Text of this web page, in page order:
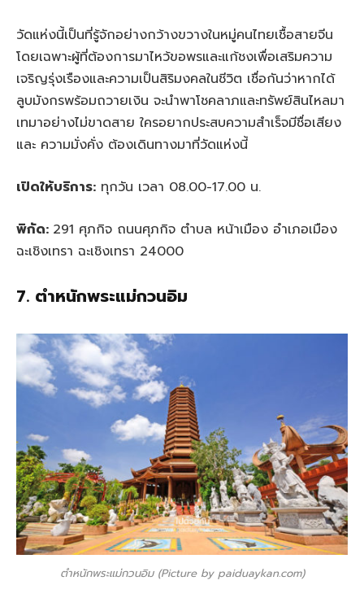
วัดแห่งนี้เป็นที่รู้จักอย่างกว้างขวางในหมู่คนไทยเชื้อสายจีน
โดยเฉพาะผู้ที่ต้องการมาไหว้ขอพรและแก้ชงเพื่อเสริมความ
เจริญรุ่งเรืองและความเป็นสิริมงคลในชีวิต เชื่อกันว่าหากได้
ลูบมังกรพร้อมถวายเงิน จะนำพาโชคลาภและทรัพย์สินไหลมา
เทมาอย่างไม่ขาดสาย ใครอยากประสบความสำเร็จมีชื่อเสียง
และ ความมั่งคั่ง ต้องเดินทางมาที่วัดแห่งนี้
เปิดให้บริการ: ทุกวัน เวลา 08.00-17.00 น.
พิกัด: 291 ศุภกิจ ถนนศุภกิจ ตำบล หน้าเมือง อำเภอเมือง
ฉะเชิงเทรา ฉะเชิงเทรา 24000
7. ตำหนักพระแม่กวนอิม
ตำหนักพระแม่กวนอิม (Picture by paiduaykan.com)